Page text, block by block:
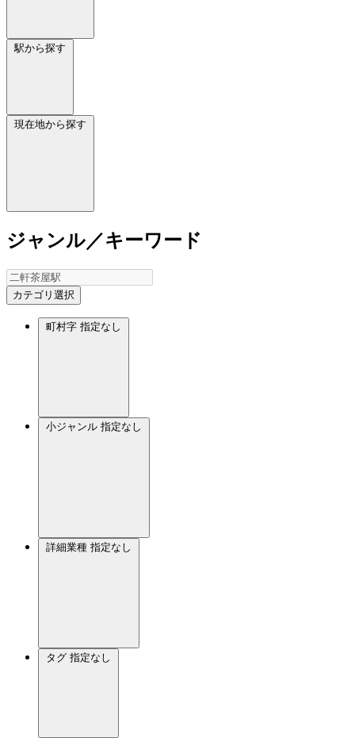
駅から探す
現在地から探す
ジャンル／キーワード
カテゴリ選択
町村字 指定なし
小ジャンル 指定なし
詳細業種 指定なし
タグ 指定なし